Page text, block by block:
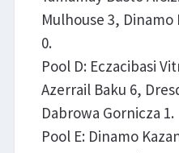
Mulhouse 3,
0.
Pool D: Eczacibasi
Azerrail Baku 6,
Dabrowa Gornicza 1.
Pool E: Dinamo